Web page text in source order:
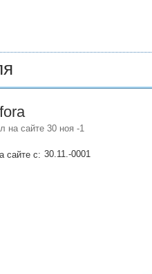
на сайте 30 ноя -1
сайте с: 30.11.-0001